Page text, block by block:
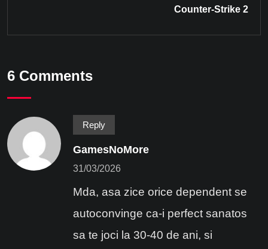
Counter-Strike 2
6 Comments
Reply
GamesNoMore
31/03/2026
Mda, asa zice orice dependent se
autoconvinge ca-i perfect sanatos
sa te joci la 30-40 de ani, si